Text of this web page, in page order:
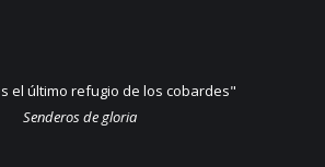
el último refugio de los cobardes"
Senderos de gloria